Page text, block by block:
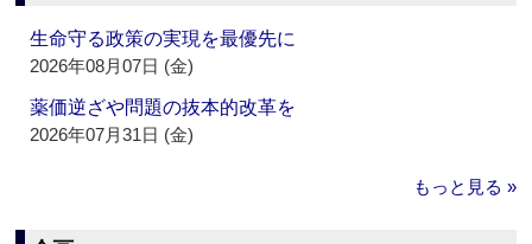
生命守る政策の実現を最優先に
2026年08月07日 (金)
薬価逆ざや問題の抜本的改革を
2026年07月31日 (金)
もっと見る »